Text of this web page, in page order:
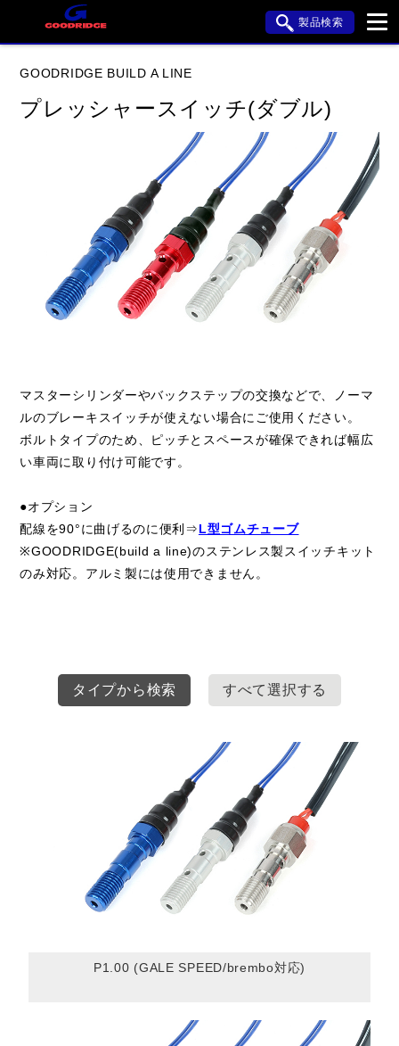
製品検索
データを準備しています。
閉じる
GOODRIDGE BUILD A LINE
プレッシャースイッチ(ダブル)
マスターシリンダーやバックステップの交換などで、ノーマ
ルのブレーキスイッチが使えない場合にご使用ください。
ボルトタイプのため、ピッチとスペースが確保できれば幅広
い車両に取り付け可能です。
●オプション
配線を90°に曲げるのに便利⇒L型ゴムチューブ
※GOODRIDGE(build a line)のステンレス製スイッチキット
のみ対応。アルミ製には使用できません。
タイプから検索 すべて選択する
P1.00 (GALE SPEED/brembo対応)